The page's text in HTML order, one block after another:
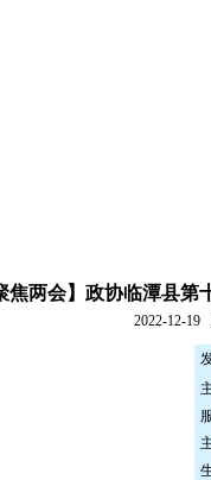
焦两会】政协临潭县
2022-12-19